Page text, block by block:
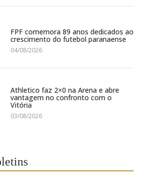
FPF comemora 89 anos dedicados ao
crescimento do futebol paranaense
04/08/2026
Athletico faz 2×0 na Arena e abre
vantagem no confronto com o
Vitória
03/08/2026